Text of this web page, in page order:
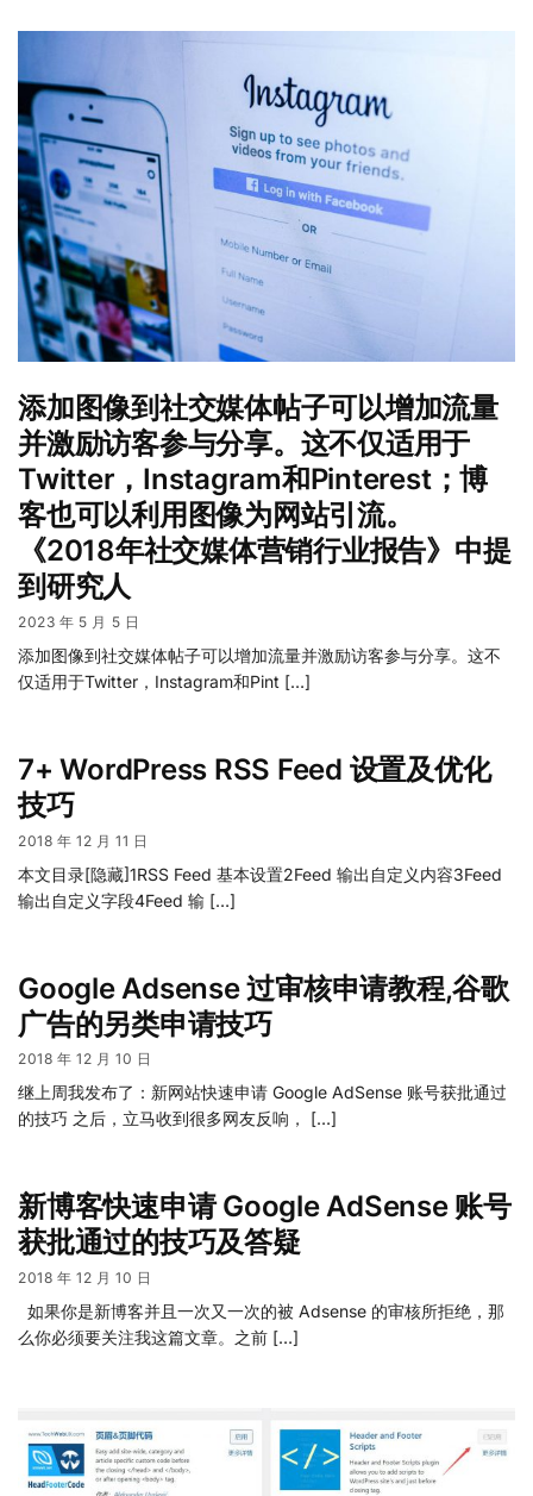
添加图像到社交媒体帖子可以增加流量
并激励访客参与分享。这不仅适用于
Twitter，Instagram和Pinterest；博
客也可以利用图像为网站引流。
《2018年社交媒体营销行业报告》中提
到研究人
2023 年 5 月 5 日
添加图像到社交媒体帖子可以增加流量并激励访客参与分享。这不
仅适用于Twitter，Instagram和Pint […]
7+ WordPress RSS Feed 设置及优化
技巧
2018 年 12 月 11 日
本文目录[隐藏]1RSS Feed 基本设置2Feed 输出自定义内容3Feed
输出自定义字段4Feed 输 […]
Google Adsense 过审核申请教程,谷歌
广告的另类申请技巧
2018 年 12 月 10 日
继上周我发布了：新网站快速申请 Google AdSense 账号获批通过
的技巧 之后，立马收到很多网友反响， […]
新博客快速申请 Google AdSense 账号
获批通过的技巧及答疑
2018 年 12 月 10 日
如果你是新博客并且一次又一次的被 Adsense 的审核所拒绝，那
么你必须要关注我这篇文章。之前 […]